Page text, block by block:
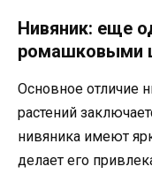
Нивяник: еще
ромашковыми
Основное отличие
растений
нивяника имеют
делает его